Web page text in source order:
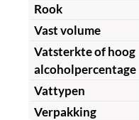
Rook
Vast volume
Vatsterkte of hoog
alcoholpercentage
Vattypen
Verpakking